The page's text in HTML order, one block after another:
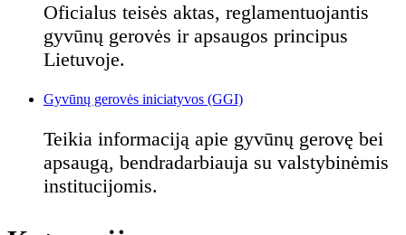
Oficialus teisės aktas, reglamentuojantis
gyvūnų gerovės ir apsaugos principus
Lietuvoje.
Gyvūnų gerovės iniciatyvos (GGI)
Teikia informaciją apie gyvūnų gerovę bei
apsaugą, bendradarbiauja su valstybinėmis
institucijomis.